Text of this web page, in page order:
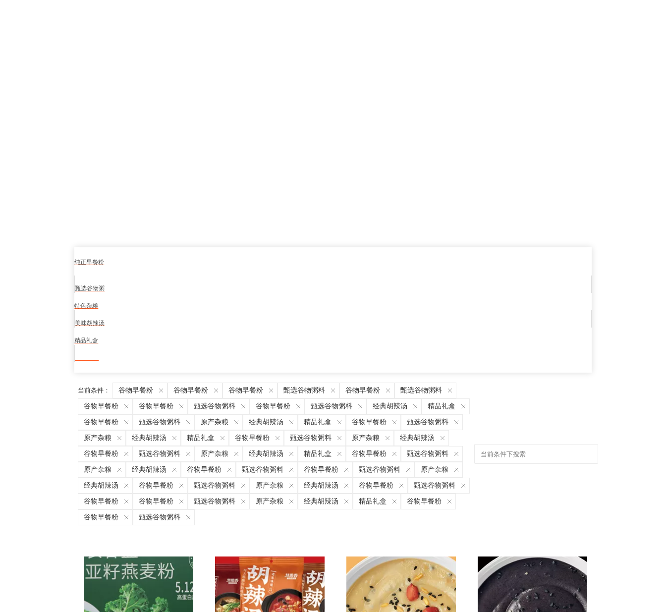
纯正早餐粉
甄选谷物粥
特色杂粮
美味胡辣汤
精品礼盒
当前条件： 谷物早餐粉 谷物早餐粉 谷物早餐粉 甄选谷物粥料 谷物早餐粉 甄选谷物粥料
谷物早餐粉 谷物早餐粉 甄选谷物粥料 谷物早餐粉 甄选谷物粥料 经典胡辣汤 精品礼盒
谷物早餐粉 甄选谷物粥料 原产杂粮 经典胡辣汤 精品礼盒 谷物早餐粉 甄选谷物粥料
原产杂粮 经典胡辣汤 精品礼盒 谷物早餐粉 甄选谷物粥料 原产杂粮 经典胡辣汤
谷物早餐粉 甄选谷物粥料 原产杂粮 经典胡辣汤 精品礼盒 谷物早餐粉 甄选谷物粥料
原产杂粮 经典胡辣汤 谷物早餐粉 甄选谷物粥料 谷物早餐粉 甄选谷物粥料 原产杂粮
经典胡辣汤 谷物早餐粉 甄选谷物粥料 原产杂粮 经典胡辣汤 谷物早餐粉 甄选谷物粥料
谷物早餐粉 谷物早餐粉 甄选谷物粥料 原产杂粮 经典胡辣汤 精品礼盒 谷物早餐粉
谷物早餐粉 甄选谷物粥料